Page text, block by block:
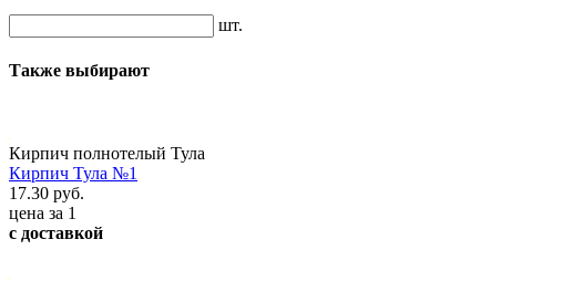
шт.
Также выбирают
Кирпич полнотелый Тула
Кирпич Тула №1
17.30 руб.
цена за 1
с доставкой